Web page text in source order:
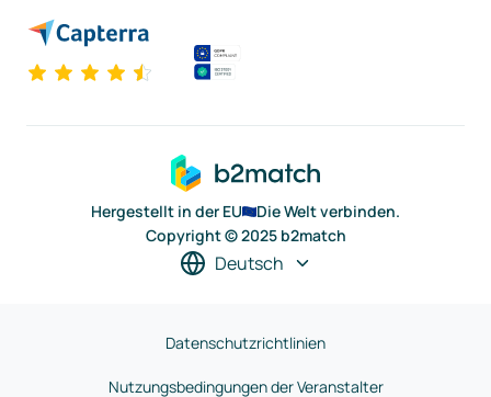
Hergestellt in der EU
Die Welt verbinden.
Copyright © 2025 b2match
Deutsch
Datenschutzrichtlinien
Nutzungsbedingungen der Veranstalter